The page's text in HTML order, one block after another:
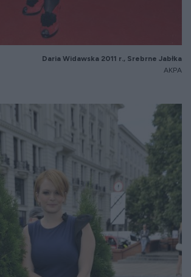
Daria Widawska 2011 r., Srebrne Jabłka
AKPA